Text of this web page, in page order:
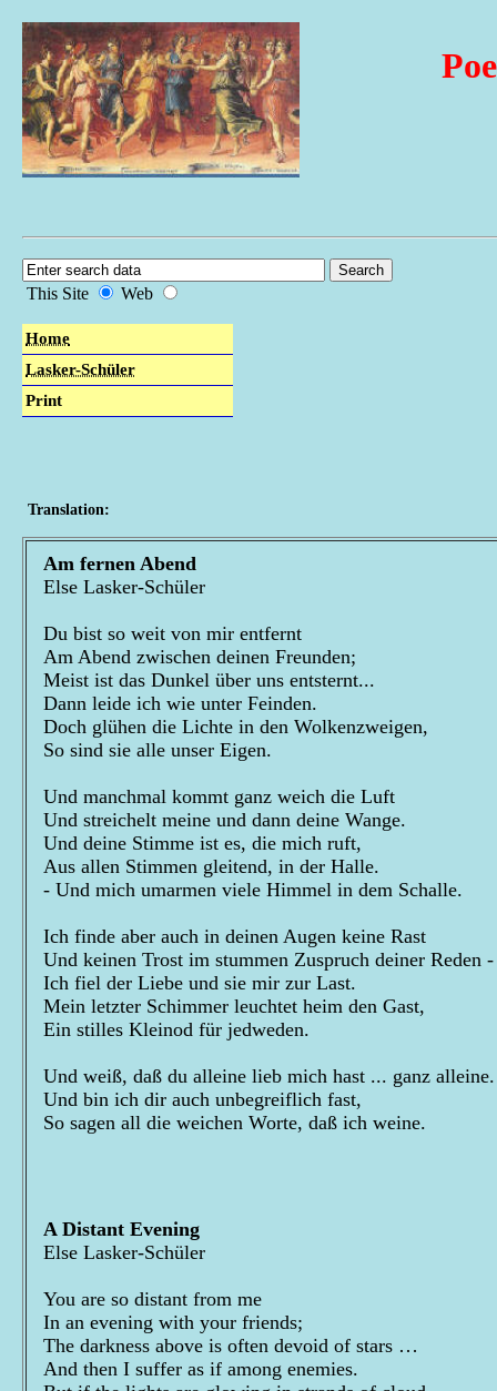
This Site Web
Home
Lasker-Schüler
Print
Translation:
Am fernen Abend
Else Lasker-Schüler
Du bist so weit von mir entfernt
Am Abend zwischen deinen Freunden;
Meist ist das Dunkel über uns entsternt...
Dann leide ich wie unter Feinden.
Doch glühen die Lichte in den Wolkenzweigen,
So sind sie alle unser Eigen.
Und manchmal kommt ganz weich die Luft
Und streichelt meine und dann deine Wange.
Und deine Stimme ist es, die mich ruft,
Aus allen Stimmen gleitend, in der Halle.
- Und mich umarmen viele Himmel in dem Schalle.
Ich finde aber auch in deinen Augen keine Rast
Und keinen Trost im stummen Zuspruch deiner Reden -
Ich fiel der Liebe und sie mir zur Last.
Mein letzter Schimmer leuchtet heim den Gast,
Ein stilles Kleinod für jedweden.
Und weiß, daß du alleine lieb mich hast ... ganz alleine.
Und bin ich dir auch unbegreiflich fast,
So sagen all die weichen Worte, daß ich weine.
A Distant Evening
Else Lasker-Schüler
You are so distant from me
In an evening with your friends;
The darkness above is often devoid of stars …
And then I suffer as if among enemies.